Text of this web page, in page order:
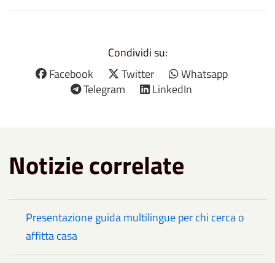
Condividi su:
Facebook
Twitter
Whatsapp
Telegram
LinkedIn
Notizie correlate
Presentazione guida multilingue per chi cerca o
affitta casa